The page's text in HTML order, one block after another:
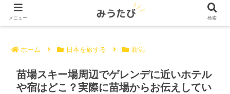
ホーム 日本を旅する 新潟
苗場スキー場周辺でゲレンデに近いホテル
や宿はどこ？実際に苗場からお伝えしてい
メニュー 検索